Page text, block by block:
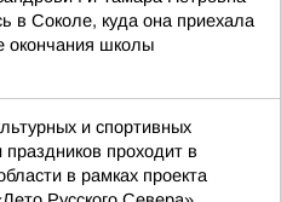
в Соколе, куда она приехала
окончания школы
и спортивных
проходит в
в рамках проекта